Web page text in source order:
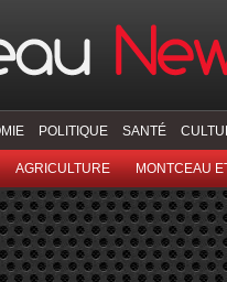
POLITIQUE SANTÉ
AGRICULTURE MONTCEAU